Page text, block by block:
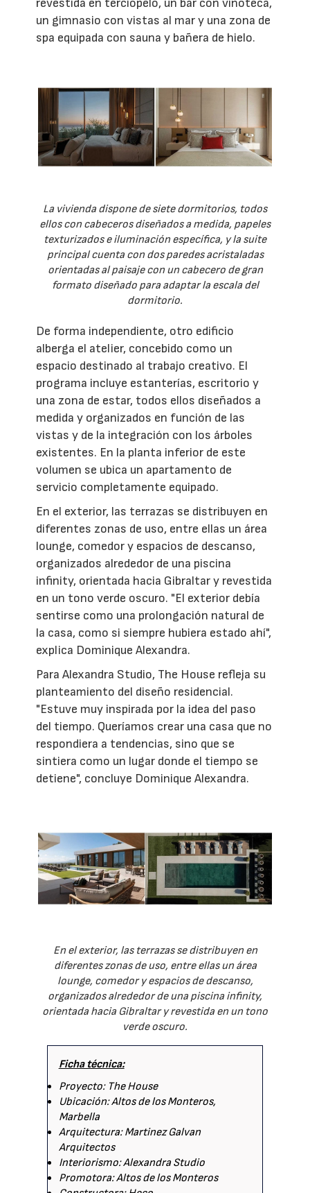
revestida en terciopelo, un bar con vinoteca,
un gimnasio con vistas al mar y una zona de
spa equipada con sauna y bañera de hielo.
La vivienda dispone de siete dormitorios, todos
ellos con cabeceros diseñados a medida, papeles
texturizados e iluminación específica, y la suite
principal cuenta con dos paredes acristaladas
orientadas al paisaje con un cabecero de gran
formato diseñado para adaptar la escala del
dormitorio.
De forma independiente, otro edificio
alberga el atelier, concebido como un
espacio destinado al trabajo creativo. El
programa incluye estanterías, escritorio y
una zona de estar, todos ellos diseñados a
medida y organizados en función de las
vistas y de la integración con los árboles
existentes. En la planta inferior de este
volumen se ubica un apartamento de
servicio completamente equipado.
En el exterior, las terrazas se distribuyen en
diferentes zonas de uso, entre ellas un área
lounge, comedor y espacios de descanso,
organizados alrededor de una piscina
infinity, orientada hacia Gibraltar y revestida
en un tono verde oscuro. "El exterior debía
sentirse como una prolongación natural de
la casa, como si siempre hubiera estado ahí",
explica Dominique Alexandra.
Para Alexandra Studio, The House refleja su
planteamiento del diseño residencial.
"Estuve muy inspirada por la idea del paso
del tiempo. Queríamos crear una casa que no
respondiera a tendencias, sino que se
sintiera como un lugar donde el tiempo se
detiene", concluye Dominique Alexandra.
En el exterior, las terrazas se distribuyen en
diferentes zonas de uso, entre ellas un área
lounge, comedor y espacios de descanso,
organizados alrededor de una piscina infinity,
orientada hacia Gibraltar y revestida en un tono
verde oscuro.
Ficha técnica:
Proyecto: The House
Ubicación: Altos de los Monteros,
Marbella
Arquitectura: Martinez Galvan
Arquitectos
Interiorismo: Alexandra Studio
Promotora: Altos de los Monteros